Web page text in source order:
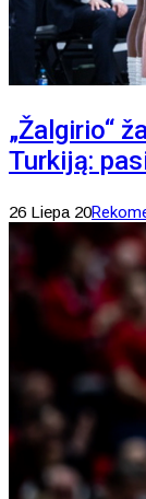
„Žalgirio“
Turkiją:
26 Liepa 20